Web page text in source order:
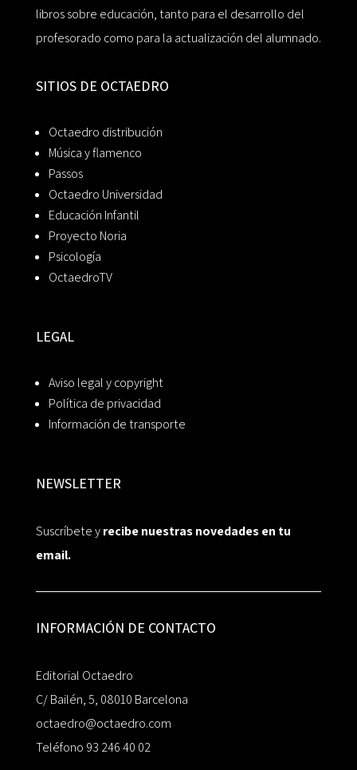
libros sobre educación, tanto para el desarrollo del
profesorado como para la actualización del alumnado.
SITIOS DE OCTAEDRO
Octaedro distribución
Música y flamenco
Passos
Octaedro Universidad
Educación Infantil
Proyecto Noria
Psicología
OctaedroTV
LEGAL
Aviso legal y copyright
Política de privacidad
Información de transporte
NEWSLETTER
Suscríbete yrecibe nuestras novedades en tu
email.
INFORMACIÓN DE CONTACTO
Editorial Octaedro
C/ Bailén, 5, 08010 Barcelona
octaedro@octaedro.com
Teléfono 93 246 40 02